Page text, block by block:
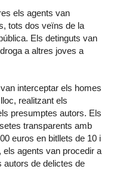
els agents van
tots dos veïns de la
Els detinguts van
a altres joves a
interceptar els homes
realitzant els
presumptes autors. Els
transparents amb
euros en bitllets de 10 i
agents van procedir a
autors de delictes de